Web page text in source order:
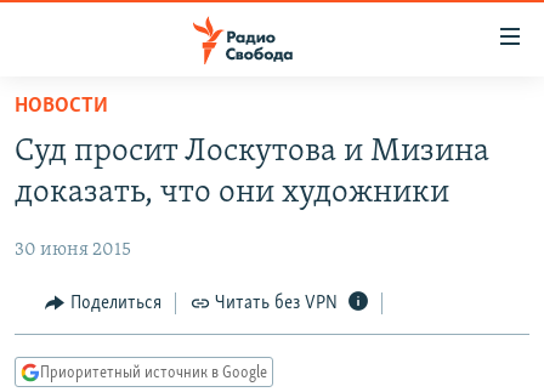
упрощенного
доступа
основному
Вернутся
главной
ПОДКАСТЫ
ЦИТАТЫ СВОБОДЫ
МНЕНИЯ
НОВОСТИ
Суд просит Лоскутова и Мизина
доказать, что они художники
30 июня 2015
Поделиться Читать без VPN
Приоритетный источник в Google